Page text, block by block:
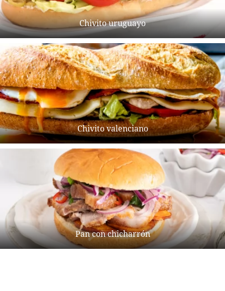
Chivito uruguayo
Chivito valenciano
Pan con chicharrón